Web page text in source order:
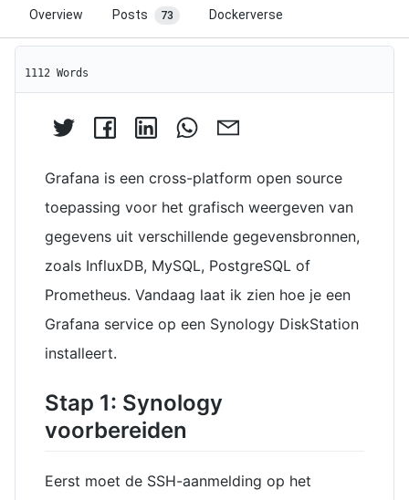
Overview Posts 73 Dockerverse
1112 Words
Grafana is een cross-platform open source
toepassing voor het grafisch weergeven van
gegevens uit verschillende gegevensbronnen,
zoals InfluxDB, MySQL, PostgreSQL of
Prometheus. Vandaag laat ik zien hoe je een
Grafana service op een Synology DiskStation
installeert.
Stap 1: Synology
voorbereiden
Eerst moet de SSH-aanmelding op het